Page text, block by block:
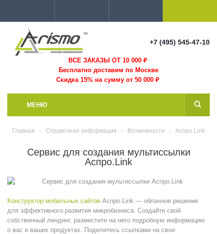
+7 (495) 545-47-10
ВСЕ ЗАКАЗЫ ОТ 10 000₽
Бесплатно доставим по Москве
Скидка 15% на сумму от 50 000 ₽
МЕНЮ
Главная - Справочная информация - Возможности - Аспро.Link
Сервис для создания мультиссылки
Аспро.Link
Конструктор мобильных сайтов Аспро.Link — облачное решение
для эффективного развития микробизнеса. Создайте свой
собственный лендинг, разместите на него подробную информацию
о вас и ваших продуктах. Поделитесь ссылками на свои